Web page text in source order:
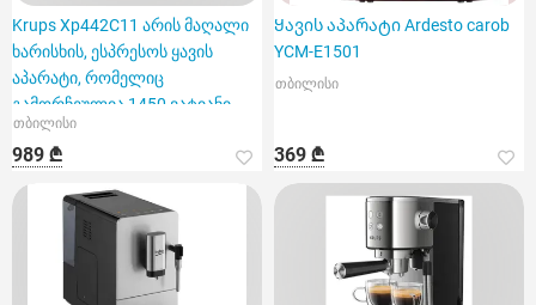
Krups Xp442C11 არის მაღალი
ხარისხის, ესპრესოს ყავის
აპარატი, რომელიც
გამორჩეულია 1450 ვატიანი
სიმძლა
თბილისი
989 ₾
Ყავის აპარატი Ardesto carob
YCM-E1501
თბილისი
369 ₾